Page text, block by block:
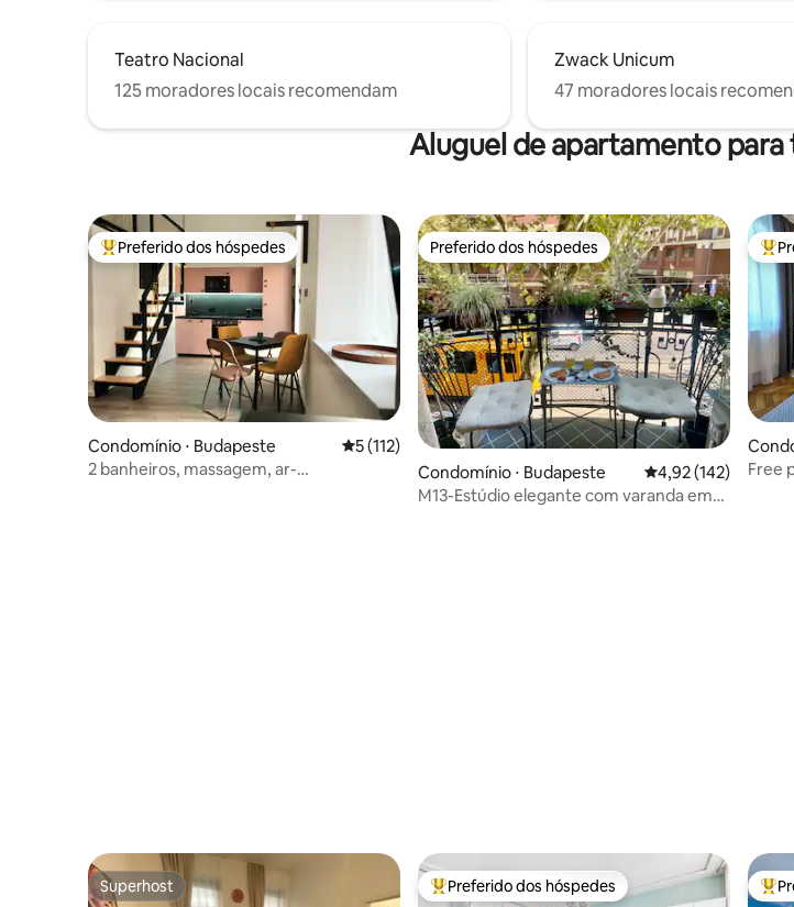
Teatro Nacional
125 moradores locais recomendam
Zwack Unicum
47 moradores locais
Aluguel de apartamento
Entre os melhores preferidos dos hóspedes
Preferido dos hóspedes
Condomínio ⋅ Budapeste 5 de uma avaliação média de 5, 112 avaliações
5 (112)
2 banheiros, massagem, ar-
Preferido dos hóspedes
Preferido dos hóspedes
Condomínio ⋅ Budapeste 4,92 de uma
4,92 (142)
M13-Estúdio elegante com varanda em
Free
Superhost
Superhost Entre os melhores preferidos dos hóspedes
Preferido dos hóspedes